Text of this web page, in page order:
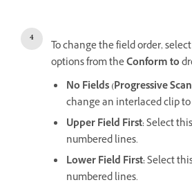
To change the field order,
options from theConform to
No Fields (Progressive
change an interlaced clip
Upper Field First:Select
numbered lines.
Lower Field First:Select
numbered lines.